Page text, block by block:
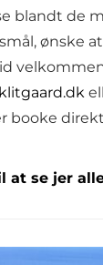
blandt de
ønske
booke
at se jer